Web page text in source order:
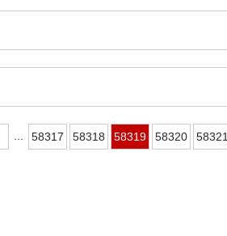
58317 58318 58319 58320 58321